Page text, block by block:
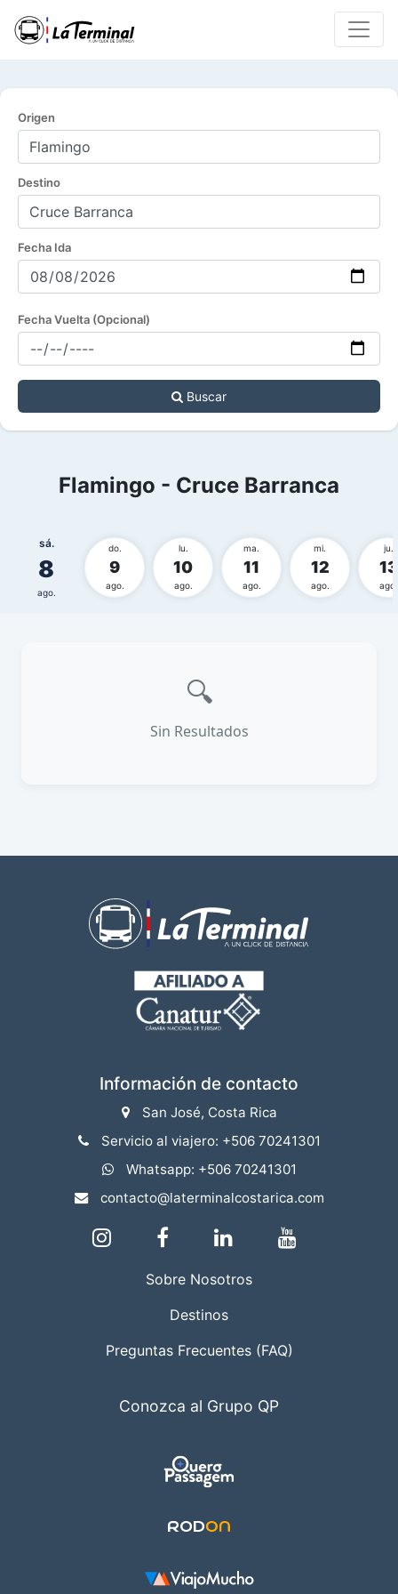
Origen
Destino
Fecha Ida
Fecha Vuelta (Opcional)
Buscar
Flamingo - Cruce Barranca
sá.
8
ago.
do.
9
ago.
lu.
10
ago.
ma.
11
ago.
mi.
12
ago.
ju.
13
ago.
🔍
Sin Resultados
Información de contacto
San José, Costa Rica
Servicio al viajero: +506 70241301
Whatsapp: +506 70241301
contacto@laterminalcostarica.com
Sobre Nosotros
Destinos
Preguntas Frecuentes (FAQ)
Conozca al Grupo QP